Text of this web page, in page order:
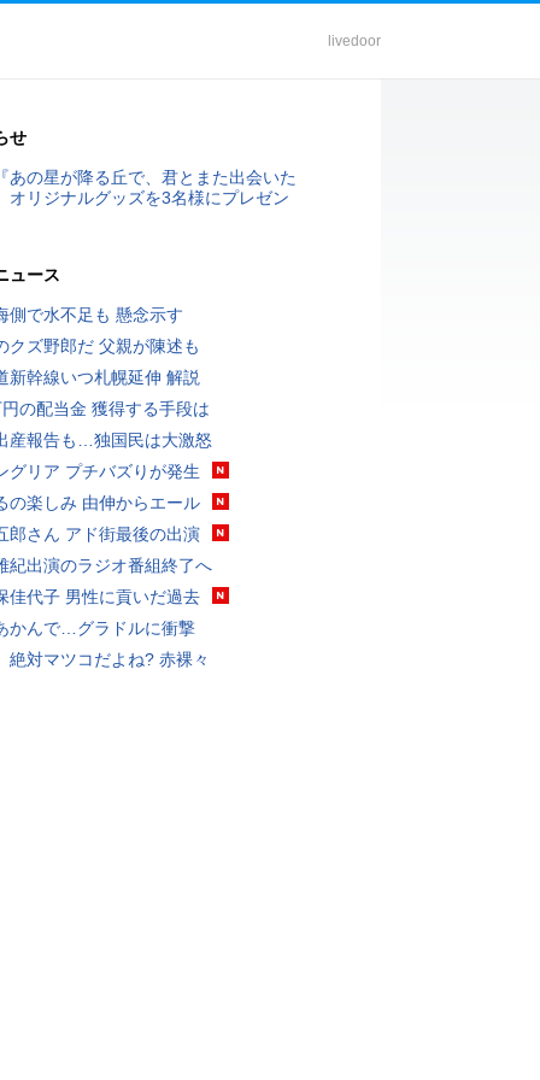
livedoor
せ
あの星が降る丘で、君とまた出会いた
オリジナルグッズを3名様にプレゼン
ュース
側で水不足も 懸念示す
クズ野郎だ 父親が陳述も
新幹線いつ札幌延伸 解説
の配当金 獲得する手段は
産報告も…独国民は大激怒
グリア プチバズりが発生
の楽しみ 由伸からエール
郎さん アド街最後の出演
紀出演のラジオ番組終了へ
佳代子 男性に貢いだ過去
かんで…グラドルに衝撃
絶対マツコだよね? 赤裸々